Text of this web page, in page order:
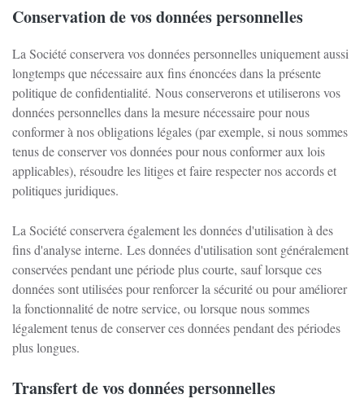
Conservation de vos données personnelles
La Société conservera vos données personnelles uniquement aussi
longtemps que nécessaire aux fins énoncées dans la présente
politique de confidentialité. Nous conserverons et utiliserons vos
données personnelles dans la mesure nécessaire pour nous
conformer à nos obligations légales (par exemple, si nous sommes
tenus de conserver vos données pour nous conformer aux lois
applicables), résoudre les litiges et faire respecter nos accords et
politiques juridiques.
La Société conservera également les données d'utilisation à des
fins d'analyse interne. Les données d'utilisation sont généralement
conservées pendant une période plus courte, sauf lorsque ces
données sont utilisées pour renforcer la sécurité ou pour améliorer
la fonctionnalité de notre service, ou lorsque nous sommes
légalement tenus de conserver ces données pendant des périodes
plus longues.
Transfert de vos données personnelles